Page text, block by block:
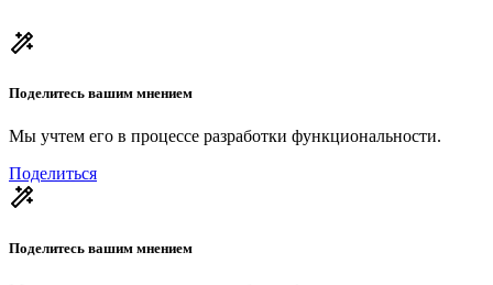
Поделитесь вашим мнением
Мы учтем его в процессе разработки функциональности.
Поделиться
Поделитесь вашим мнением